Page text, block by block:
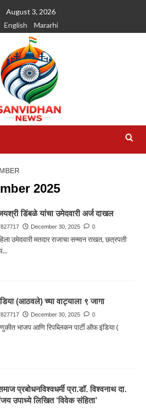
August 3, 2026
English
Mararhi
2025
डिंबळे यांचा उमेदवारी अर्ज दाखल
December 30, 2025 0
उमेदवारी मतदार राजाचा सन्मान राखत, छत्रपती
(आठवले) च्या वाट्याला ९ जागा
December 30, 2025 0
भाजप आणि रिपब्लिकन पार्टी ऑफ इंडिया (
प्रबोधनविश्वधर्मी प्रा.डॉ. विश्वनाथ दा.
उपाध्ये लिखित ‘विवेक संहिता’